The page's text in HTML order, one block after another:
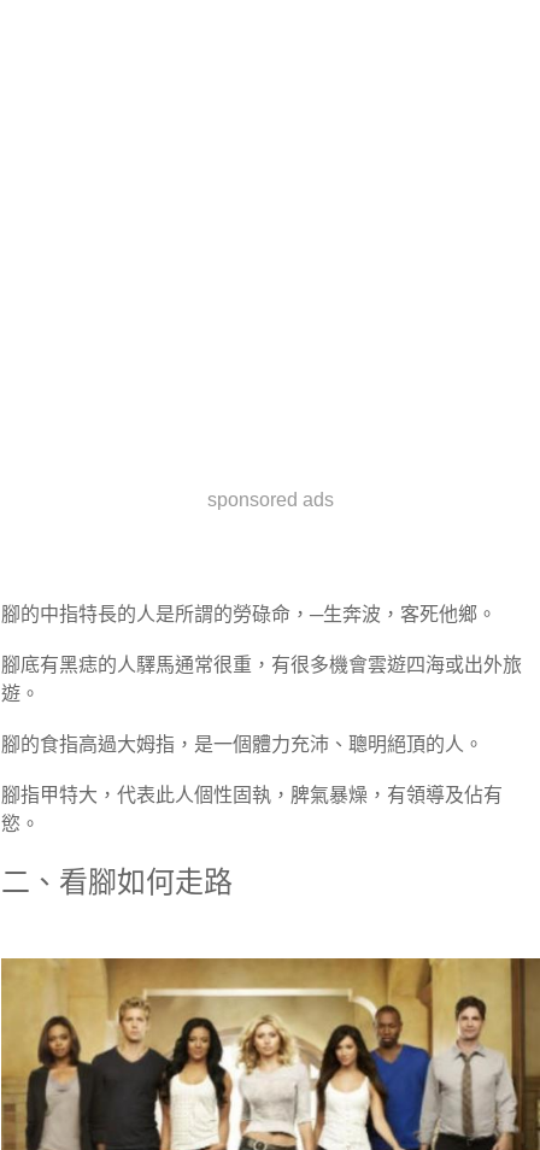
sponsored ads
腳的中指特長的人是所謂的勞碌命，─生奔波，客死他鄉。
腳底有黑痣的人驛馬通常很重，有很多機會雲遊四海或出外旅
遊。
腳的食指高過大姆指，是一個體力充沛、聰明絕頂的人。
腳指甲特大，代表此人個性固執，脾氣暴燥，有領導及佔有
慾。
二、看腳如何走路